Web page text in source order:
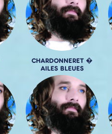
CHARDONNERET �
AILES BLEUES